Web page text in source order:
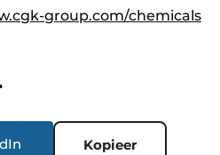
group.com/chemicals
Kopieer